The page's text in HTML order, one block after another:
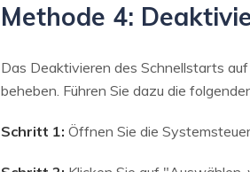
Methode 4:
Das Deaktivieren des Schnellstarts
beheben. Führen Sie dazu die
Schritt 1: Öffnen Sie die